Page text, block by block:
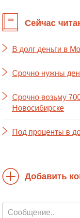
Сейчас
В долг деньги в
Срочно нужны
Срочно возьму
Новосибирске
Под проценты в
Добавить